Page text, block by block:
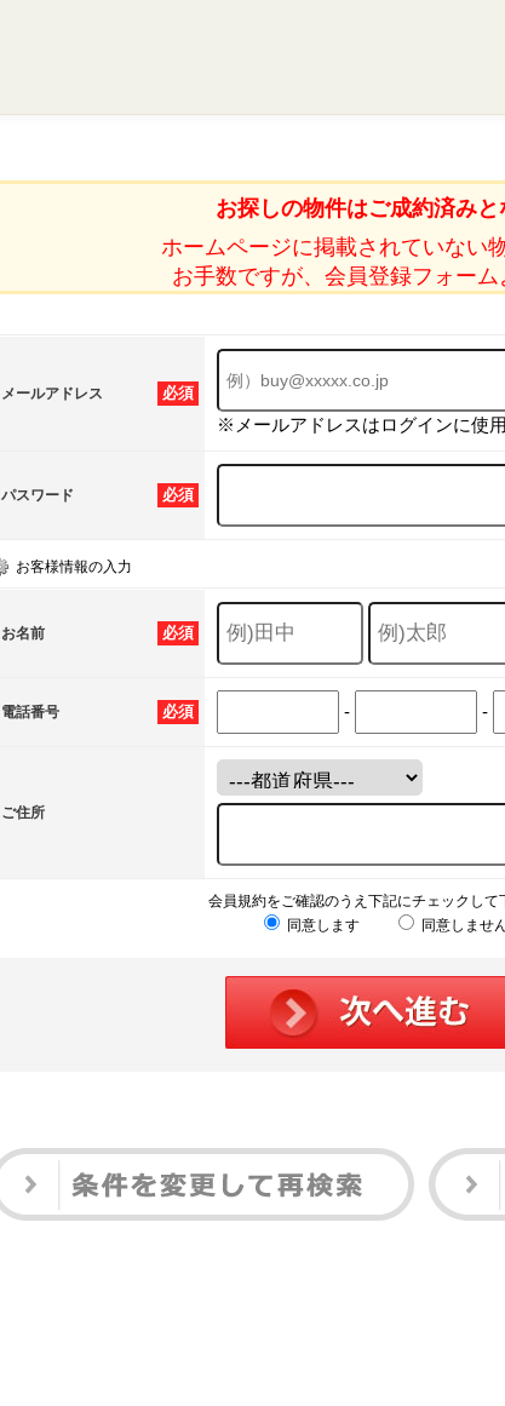
お探しの物件はご成約済みと
ホームページに掲載されていない
お手数ですが、会員登録フォーム
必須
メールアドレス
※メールアドレスはログインに使用
必須
パスワード
お客様情報の入力
必須
お名前
必須
電話番号 - -
ご住所
会員規約をご確認のうえ下記にチェックして
同意します
同意しませ